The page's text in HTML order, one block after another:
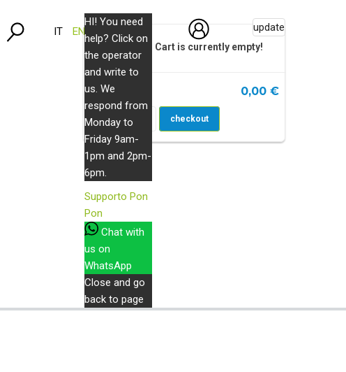
IT EN
0
Your Cart is currently empty!
Product
update
Total : 0,00 €
Go To Cart checkout
HI! You need
help? Click on
the operator
and write to
us. We
respond from
Monday to
Friday 9am-
1pm and 2pm-
6pm.
Supporto Pon
Pon
Chat with
us on
WhatsApp
Close and go
back to page
Farm. Che verso fa?
attività, giochi e adesivi.